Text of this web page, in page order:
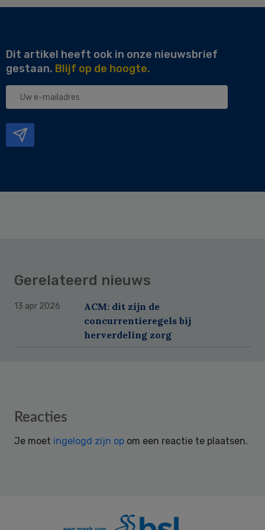
Dit artikel heeft ook in onze nieuwsbrief
gestaan. Blijf op de hoogte.
Uw
Gerelateerd nieuws
13 apr 2026
ACM: dit zijn de
concurrentieregels bij
herverdeling zorg
Reader
Reacties
Je moet ingelogd zijn op om een reactie te plaatsen.